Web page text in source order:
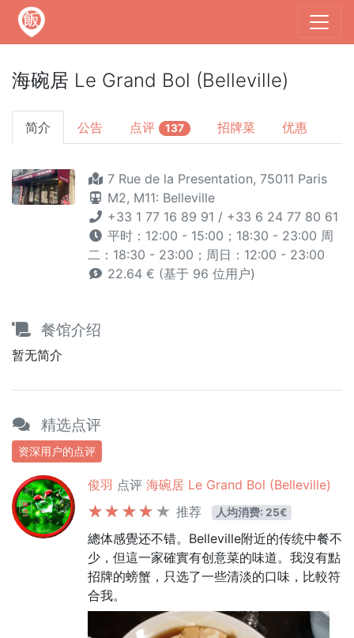
海碗居 Le Grand Bol (Belleville)
简介 公告 点评 137 招牌菜 优惠
7 Rue de la Presentation, 75011 Paris
M2, M11: Belleville
+33 1 77 16 89 91 / +33 6 24 77 80 61
平时：12:00 - 15:00；18:30 - 23:00 周
二：18:30 - 23:00；周日：12:00 - 23:00
22.64 € (基于 96 位用户)
餐馆介绍
暂无简介
精选点评
资深用户的点评
俊羽 点评 海碗居 Le Grand Bol (Belleville)
推荐
人均消费: 25€
總体感覺还不错。Belleville附近的传统中餐不
少，但這一家確實有创意菜的味道。我沒有點
招牌的螃蟹，只选了一些清淡的口味，比較符
合我。